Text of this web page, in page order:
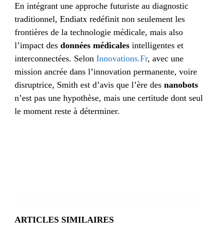
En intégrant une approche futuriste au diagnostic
traditionnel, Endiatx redéfinit non seulement les
frontières de la technologie médicale, mais also
l’impact des données médicales intelligentes et
interconnectées. Selon Innovations.Fr, avec une
mission ancrée dans l’innovation permanente, voire
disruptrice, Smith est d’avis que l’ère des nanobots
n’est pas une hypothèse, mais une certitude dont seul
le moment reste à déterminer.
ARTICLES SIMILAIRES